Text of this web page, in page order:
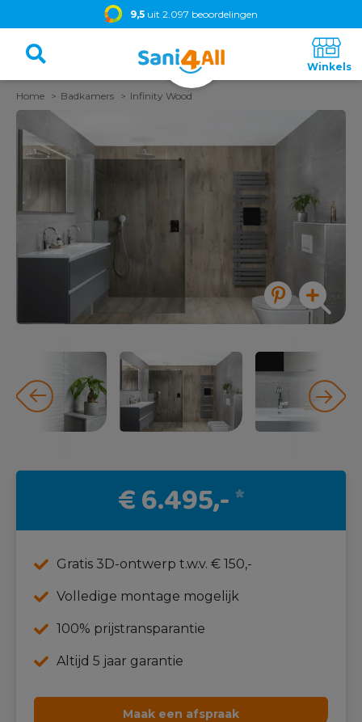
9,5 uit 2.097 beoordelingen
Home Badkamers Infinity Wood
€ 6.495,-*
Gratis 3D-ontwerp t.w.v. € 150,-
Volledige montage mogelijk
100% prijstransparantie
Altijd 5 jaar garantie
Maak een afspraak